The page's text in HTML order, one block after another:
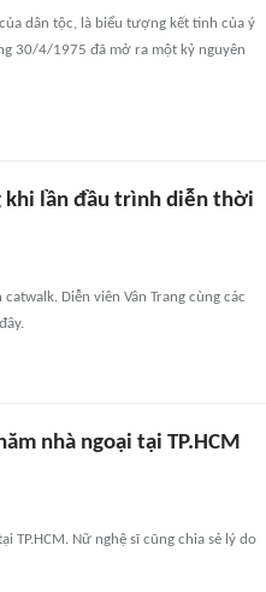
dân tộc, là biểu tượng kết tinh của ý
30/4/1975 đã mở ra một kỷ nguyên
khi lần đầu trình diễn thời
Diễn viên Vân Trang cùng các
nhà ngoại tại TP.HCM
TP.HCM. Nữ nghệ sĩ cũng chia sẻ lý do